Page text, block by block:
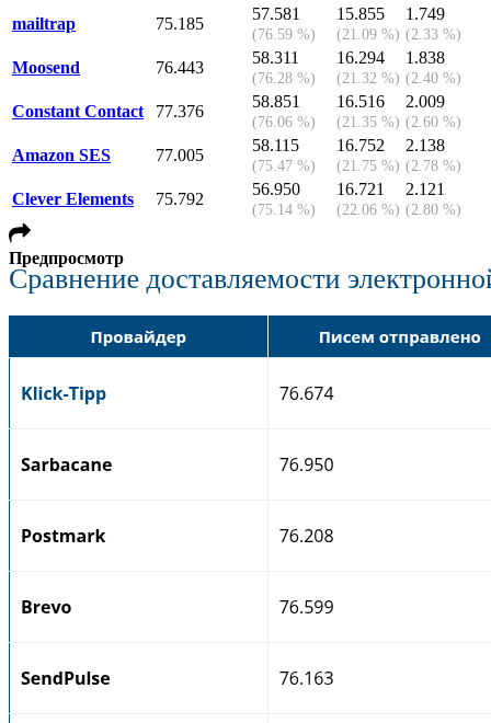
mailtrap 75.185
57.581
(76.59 %)
15.855
(21.09 %)
1.749
(2.33 %)
Moosend 76.443
58.311
(76.28 %)
16.294
(21.32 %)
1.838
(2.40 %)
Constant Contact 77.376
58.851
(76.06 %)
16.516
(21.35 %)
2.009
(2.60 %)
Amazon SES 77.005
58.115
(75.47 %)
16.752
(21.75 %)
2.138
(2.78 %)
Clever Elements 75.792
56.950
(75.14 %)
16.721
(22.06 %)
2.121
(2.80 %)
Предпросмотр